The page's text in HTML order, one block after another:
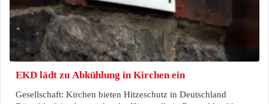
EKD lädt zu Abkühlung in Kirchen ein
Gesellschaft: Kirchen bieten Hitzeschutz in Deutschland